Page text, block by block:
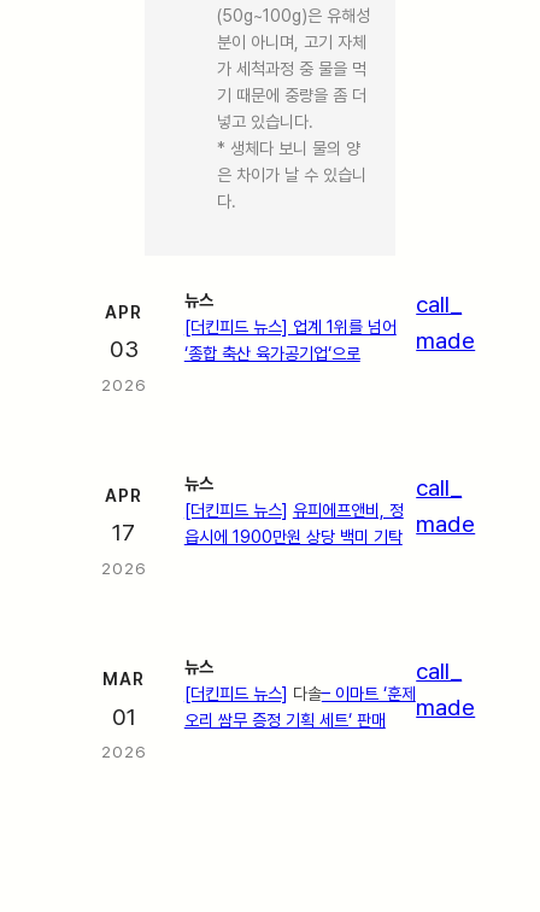
(50g~100g)은 유해성
분이 아니며, 고기 자체
가 세척과정 중 물을 먹
기 때문에 중량을 좀 더
넣고 있습니다.
* 생체다 보니 물의 양
은 차이가 날 수 있습니
다.
APR
03
2026
뉴스
[더킨피드 뉴스] 업계 1위를 넘어
‘종합 축산 육가공기업‘으로
call_
made
APR
17
2026
뉴스
[더킨피드 뉴스] 유피에프앤비, 정
읍시에 1900만원 상당 백미 기탁
call_
made
MAR
01
2026
뉴스
[더킨피드 뉴스] 다솔– 이마트 ‘훈제
오리 쌈무 증정 기획 세트‘ 판매
call_
made